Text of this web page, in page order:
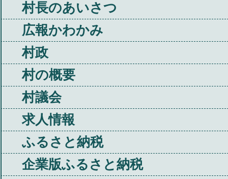
村長のあいさつ
広報かわかみ
村政
村の概要
村議会
求人情報
ふるさと納税
企業版ふるさと納税